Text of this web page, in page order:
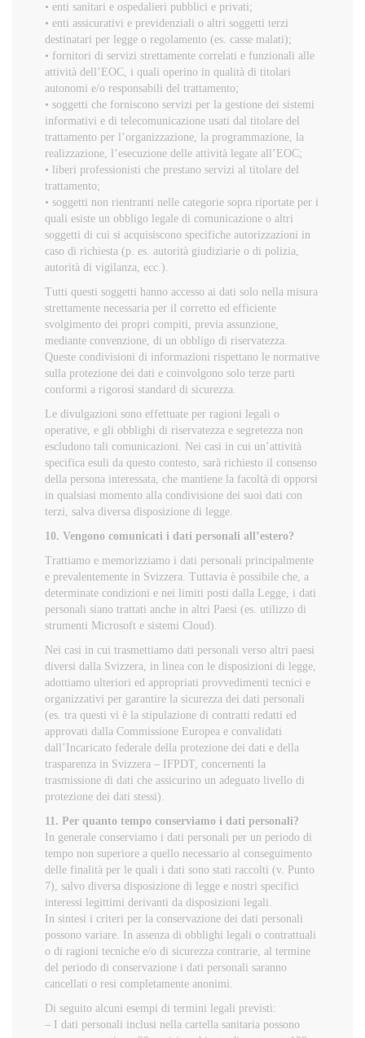
• enti sanitari e ospedalieri pubblici e privati;
• enti assicurativi e previdenziali o altri soggetti terzi
destinatari per legge o regolamento (es. casse malati);
• fornitori di servizi strettamente correlati e funzionali alle
attività dell’EOC, i quali operino in qualità di titolari
autonomi e/o responsabili del trattamento;
• soggetti che forniscono servizi per la gestione dei sistemi
informativi e di telecomunicazione usati dal titolare del
trattamento per l’organizzazione, la programmazione, la
realizzazione, l’esecuzione delle attività legate all’EOC;
• liberi professionisti che prestano servizi al titolare del
trattamento;
• soggetti non rientranti nelle categorie sopra riportate per i
quali esiste un obbligo legale di comunicazione o altri
soggetti di cui si acquisiscono specifiche autorizzazioni in
caso di richiesta (p. es. autorità giudiziarie o di polizia,
autorità di vigilanza, ecc.).
Tutti questi soggetti hanno accesso ai dati solo nella misura
strettamente necessaria per il corretto ed efficiente
svolgimento dei propri compiti, previa assunzione,
mediante convenzione, di un obbligo di riservatezza.
Queste condivisioni di informazioni rispettano le normative
sulla protezione dei dati e coinvolgono solo terze parti
conformi a rigorosi standard di sicurezza.
Le divulgazioni sono effettuate per ragioni legali o
operative, e gli obblighi di riservatezza e segretezza non
escludono tali comunicazioni. Nei casi in cui un’attività
specifica esuli da questo contesto, sarà richiesto il consenso
della persona interessata, che mantiene la facoltà di opporsi
in qualsiasi momento alla condivisione dei suoi dati con
terzi, salva diversa disposizione di legge.
10. Vengono comunicati i dati personali all’estero?
Trattiamo e memorizziamo i dati personali principalmente
e prevalentemente in Svizzera. Tuttavia è possibile che, a
determinate condizioni e nei limiti posti dalla Legge, i dati
personali siano trattati anche in altri Paesi (es. utilizzo di
strumenti Microsoft e sistemi Cloud).
Nei casi in cui trasmettiamo dati personali verso altri paesi
diversi dalla Svizzera, in linea con le disposizioni di legge,
adottiamo ulteriori ed appropriati provvedimenti tecnici e
organizzativi per garantire la sicurezza dei dati personali
(es. tra questi vi è la stipulazione di contratti redatti ed
approvati dalla Commissione Europea e convalidati
dall’Incaricato federale della protezione dei dati e della
trasparenza in Svizzera – IFPDT, concernenti la
trasmissione di dati che assicurino un adeguato livello di
protezione dei dati stessi).
11. Per quanto tempo conserviamo i dati personali?
In generale conserviamo i dati personali per un periodo di
tempo non superiore a quello necessario al conseguimento
delle finalità per le quali i dati sono stati raccolti (v. Punto
7), salvo diversa disposizione di legge e nostri specifici
interessi legittimi derivanti da disposizioni legali.
In sintesi i criteri per la conservazione dei dati personali
possono variare. In assenza di obblighi legali o contrattuali
o di ragioni tecniche e/o di sicurezza contrarie, al termine
del periodo di conservazione i dati personali saranno
cancellati o resi completamente anonimi.
Di seguito alcuni esempi di termini legali previsti:
– I dati personali inclusi nella cartella sanitaria possono